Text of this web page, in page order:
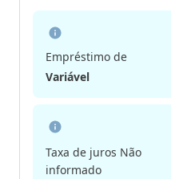
Empréstimo de
Variável
Taxa de juros Não
informado